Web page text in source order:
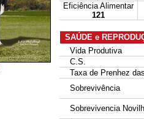
Eficiência Alimentar
121
SAÚDE e
Vida Produtiva
C.S.
Taxa de Prenhez
Sobrevivência
Sobrevivencia